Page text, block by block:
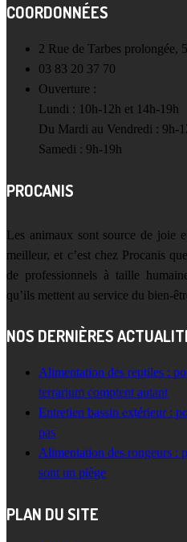
COORDONNÉES
2 Rue de Tarbes prolongée,
03 83 20 37 70
Ouverture :
Lundi : 10h-12h et 14h-19h
Du Mardi au Vendredi : 9h-
Samedi : 9h-19h
PROCANIS
Les animaux sont source de joie
meilleur, et c’est chez Procanis
de professionnels à taille
qu’ils mettent au service du bien-
NOS DERNIÈRES
Alimentation des reptiles :
terrarium comptent autant
Entretien bassin extérieur :
pas
Alimentation des rongeurs :
sont un piège
PLAN DU SITE